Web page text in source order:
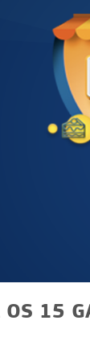
OS 15